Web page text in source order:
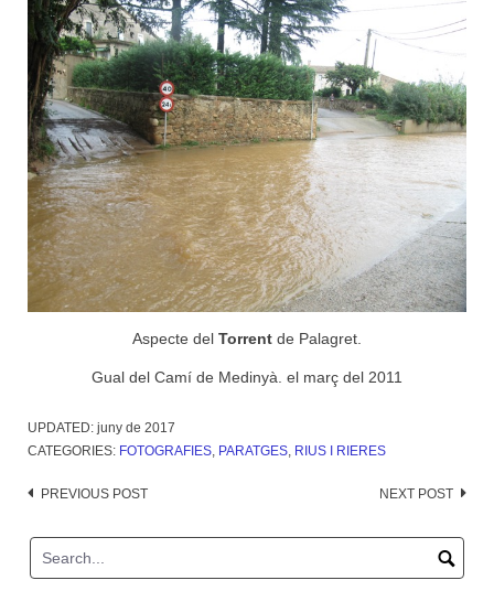
Aspecte del Torrent de Palagret.
Gual del Camí de Medinyà. el març del 2011
UPDATED: juny de 2017
CATEGORIES: FOTOGRAFIES, PARATGES, RIUS I RIERES
Post
PREVIOUS POST NEXT POST